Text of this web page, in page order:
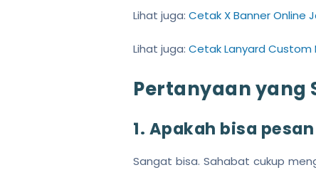
Lihat juga: Cetak X Banner Online
Lihat juga: Cetak Lanyard Custom
Pertanyaan yang
1. Apakah bisa
Sangat bisa. Sahabat cukup